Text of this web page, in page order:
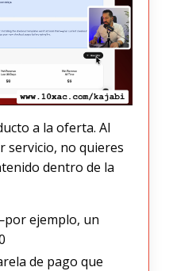
a la oferta. Al
servicio, no quieres
dentro de la
ejemplo, un
de pago que